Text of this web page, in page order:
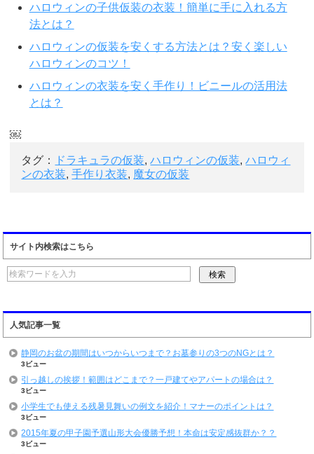
ハロウィンの子供仮装の衣装！簡単に手に入れる方
法とは？
ハロウィンの仮装を安くする方法とは？安く楽しい
ハロウィンのコツ！
ハロウィンの衣装を安く手作り！ビニールの活用法
とは？
￼
タグ： ドラキュラの仮装,ハロウィンの仮装,ハロウィ
ンの衣装,手作り衣装, 魔女の仮装
サイト内検索はこちら
人気記事一覧
静岡のお盆の期間はいつからいつまで？お墓参りの3つのNGとは？
3ビュー
引っ越しの挨拶！範囲はどこまで？一戸建てやアパートの場合は？
3ビュー
小学生でも使える残暑見舞いの例文を紹介！マナーのポイントは？
3ビュー
2015年夏の甲子園予選山形大会優勝予想！本命は安定感抜群か？？
3ビュー